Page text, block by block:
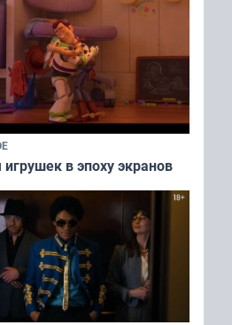
игрушек в эпоху экранов